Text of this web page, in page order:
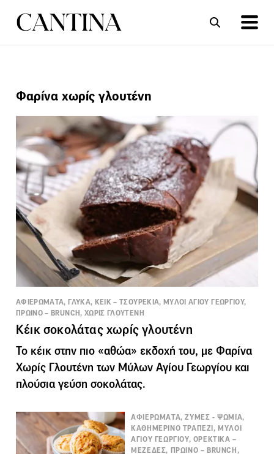
ΣΥΝΤΑΓΕΣ
Φαρίνα χωρίς γλουτένη
ΑΦΙΕΡΩΜΑΤΑ, ΓΛΥΚΑ, ΚΕΙΚ – ΤΣΟΥΡΕΚΙΑ, ΜΥΛΟΙ ΑΓΙΟΥ ΓΕΩΡΓΙΟΥ,
ΠΡΩΙΝΟ – BRUNCH, ΧΩΡΙΣ ΓΛΟΥΤΕΝΗ
Κέικ σοκολάτας χωρίς γλουτένη
Το κέικ στην πιο «αθώα» εκδοχή του, με Φαρίνα
Χωρίς Γλουτένη των Μύλων Αγίου Γεωργίου και
πλούσια γεύση σοκολάτας.
ΑΦΙΕΡΩΜΑΤΑ, ΖΥΜΕΣ - ΨΩΜΙΑ,
ΚΑΘΗΜΕΡΙΝΟ ΤΡΑΠΕΖΙ, ΜΥΛΟΙ
ΑΓΙΟΥ ΓΕΩΡΓΙΟΥ, ΟΡΕΚΤΙΚΑ –
ΜΕΖΕΔΕΣ, ΠΡΩΙΝΟ – BRUNCH,